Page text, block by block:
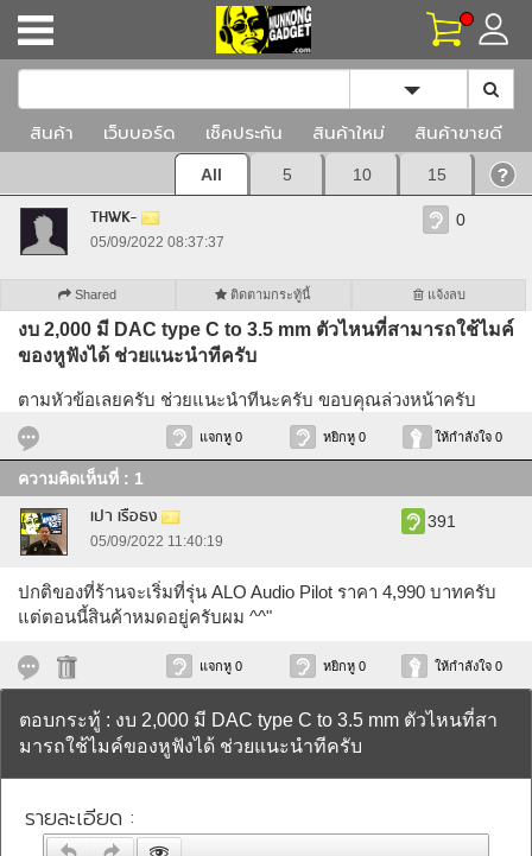
Toggle
สินค้า เว็บบอร์ด เช็คประกัน สินค้าใหม่ สินค้าขายดี
All 5 10 15
THWK-
05/09/2022 08:37:37
0
Shared ติดตามกระทู้นี้ แจ้งลบ
งบ 2,000 มี DAC type C to 3.5 mm ตัวไหนที่สามารถใช้ไมค์
ของหูฟังได้ ช่วยแนะนำทีครับ
ตามหัวข้อเลยครับ ช่วยแนะนำทีนะครับ ขอบคุณล่วงหน้าครับ
แจกหู 0 หยิกหู 0 ให้กำลังใจ 0
ความคิดเห็นที่ : 1
เปา เรือธง
05/09/2022 11:40:19
391
ปกติของที่ร้านจะเริ่มที่รุ่น ALO Audio Pilot ราคา 4,990 บาทครับ
แต่ตอนนี้สินค้าหมดอยู่ครับผม ^^"
แจกหู 0 หยิกหู 0 ให้กำลังใจ 0
ตอบกระทู้ : งบ 2,000 มี DAC type C to 3.5 mm ตัวไหนที่สา
มารถใช้ไมค์ของหูฟังได้ ช่วยแนะนำทีครับ
รายละเอียด :